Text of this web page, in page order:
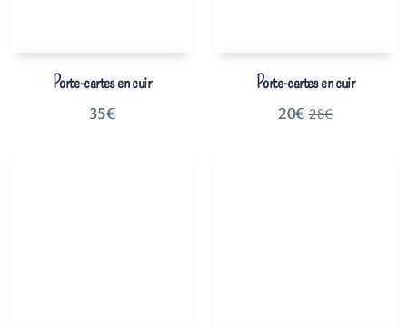
Porte-cartes en cuir
35€
Porte-cartes en cuir
20€ 28€